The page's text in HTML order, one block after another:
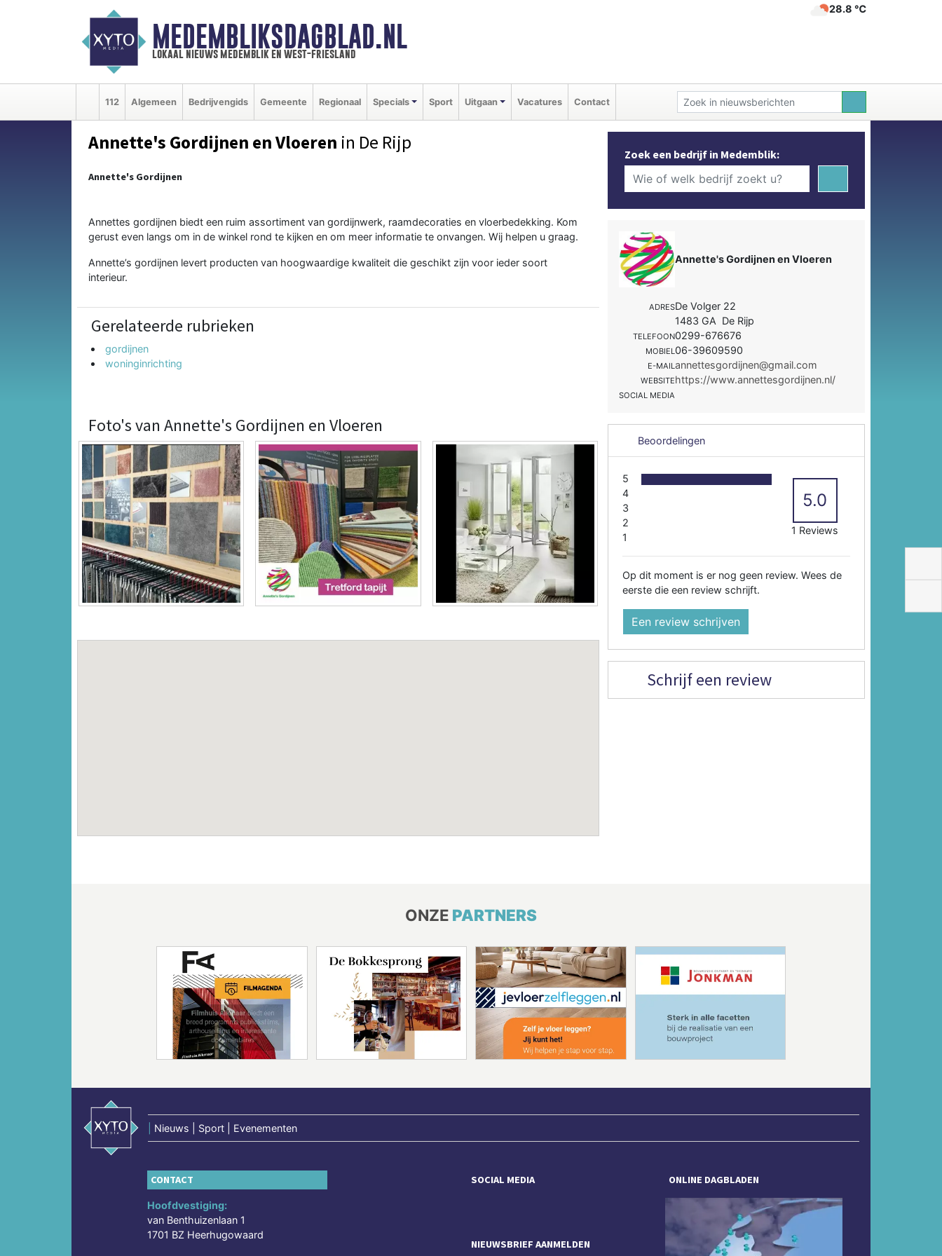
MEDEMBLIKSDAGBLAD.NL
lokaal nieuws medemblik en west-friesland
28.8 ℃
112 Algemeen Bedrijvengids Gemeente Regionaal Specials Sport Uitgaan Vacatures Contact
Annette's Gordijnen en Vloeren in De Rijp
Annette's Gordijnen
Annettes gordijnen biedt een ruim assortiment van gordijnwerk, raamdecoraties en vloerbedekking. Kom
gerust even langs om in de winkel rond te kijken en om meer informatie te onvangen. Wij helpen u graag.
Annette’s gordijnen levert producten van hoogwaardige kwaliteit die geschikt zijn voor ieder soort
interieur.
Gerelateerde rubrieken
gordijnen
woninginrichting
Foto's van Annette's Gordijnen en Vloeren
Zoek een bedrijf in Medemblik:
Annette's Gordijnen en Vloeren
ADRESDe Volger 22
1483 GA De Rijp
TELEFOON0299-676676
MOBIEL06-39609590
E-MAILannettesgordijnen@gmail.com
WEBSITEhttps://www.annettesgordijnen.nl/
SOCIAL MEDIA
Beoordelingen
5
4
3
2
1
5.0
1 Reviews
Op dit moment is er nog geen review. Wees de
eerste die een review schrijft.
Een review schrijven
Schrijf een review
ONZE PARTNERS
Nieuws | Sport | Evenementen
CONTACT
Hoofdvestiging:
van Benthuizenlaan 1
1701 BZ Heerhugowaard
SOCIAL MEDIA
NIEUWSBRIEF AANMELDEN
ONLINE DAGBLADEN